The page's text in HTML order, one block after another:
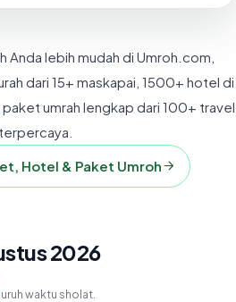
Anda lebih mudah di Umroh.com,
dari 15+ maskapai, 1500+ hotel di
paket umrah lengkap dari 100+ travel
terpercaya.
Hotel & Paket Umroh
2026
waktu sholat.